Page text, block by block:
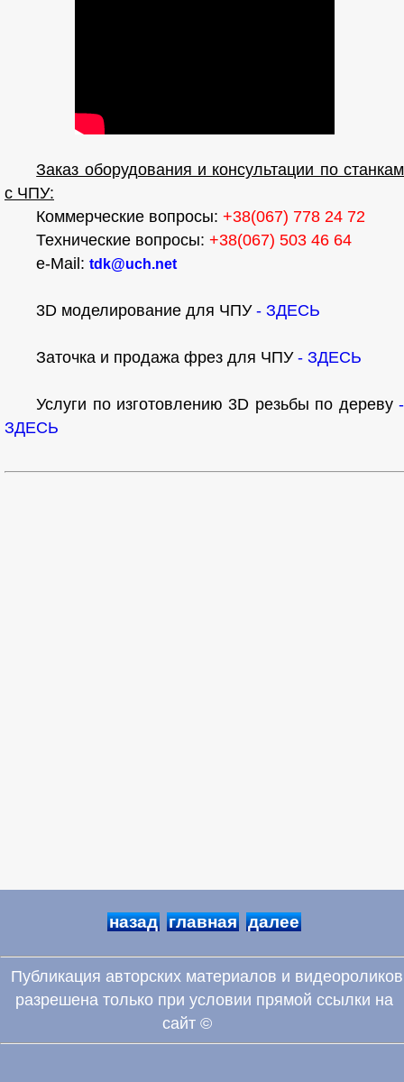
Заказ оборудования и консультации по станкам
с ЧПУ:
Коммерческие вопросы:+38(067) 778 24 72
Технические вопросы:+38(067) 503 46 64
e-Mail:tdk@uch.net
3D моделирование для ЧПУ- ЗДЕСЬ
Заточка и продажа фрез для ЧПУ- ЗДЕСЬ
Услуги по изготовлению 3D резьбы по дереву -
ЗДЕСЬ
назад главная далее
Публикация авторских материалов и видеороликов
разрешена только при условии прямой ссылки на
сайт ©